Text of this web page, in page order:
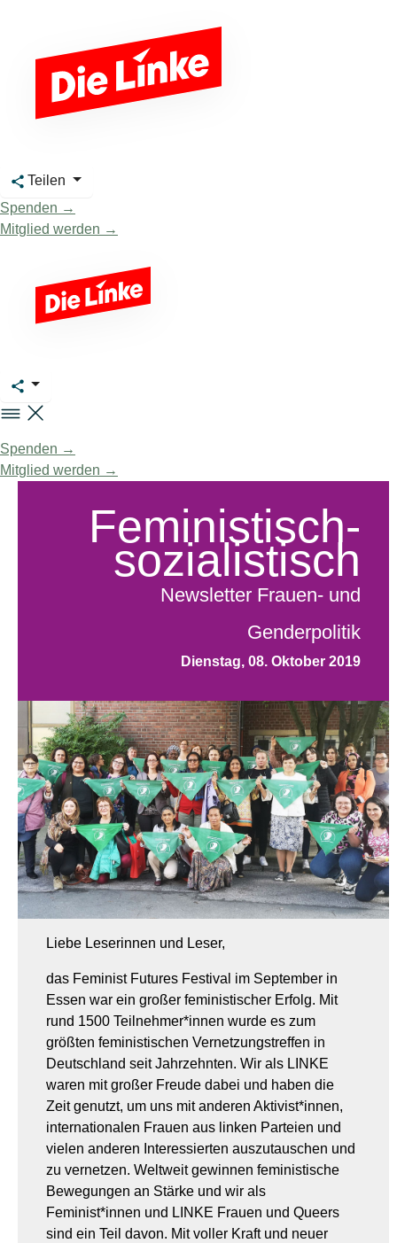
Teilen
Spenden →
Mitglied werden →
Spenden →
Mitglied werden →
Feministisch-
sozialistisch
Newsletter Frauen- und
Genderpolitik
Dienstag, 08. Oktober 2019
Liebe Leserinnen und Leser,
das Feminist Futures Festival im September in
Essen war ein großer feministischer Erfolg. Mit
rund 1500 Teilnehmer*innen wurde es zum
größten feministischen Vernetzungstreffen in
Deutschland seit Jahrzehnten. Wir als LINKE
waren mit großer Freude dabei und haben die
Zeit genutzt, um uns mit anderen Aktivist*innen,
internationalen Frauen aus linken Parteien und
vielen anderen Interessierten auszutauschen und
zu vernetzen. Weltweit gewinnen feministische
Bewegungen an Stärke und wir als
Feminist*innen und LINKE Frauen und Queers
sind ein Teil davon. Mit voller Kraft und neuer